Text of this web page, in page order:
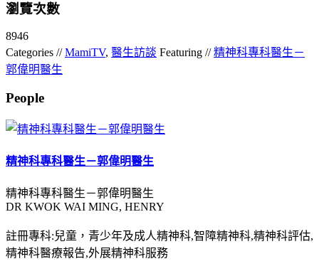
瀏覽次數
8946
Categories //MamiTV, 醫生訪談 Featuring //精神科專科醫生－
郭偉明醫生
People
精神科專科醫生－郭偉明醫生
精神科專科醫生－郭偉明醫生
DR KWOK WAI MING, HENRY
註冊專科:兒童，青少年及成人精神科,智障精神科,精神科評估,
精神科醫療報告,外展精神科服務